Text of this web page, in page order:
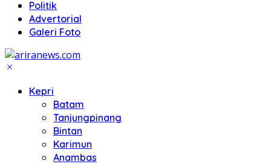
Politik
Advertorial
Galeri Foto
Kepri
Batam
Tanjungpinang
Bintan
Karimun
Anambas